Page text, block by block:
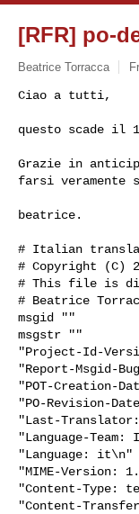
[RFR] po-
Beatrice Torracca
Ciao a tutti,
questo scade il
Grazie in
farsi veramente
beatrice.
# Italian
# Copyright (C)
# This file is
# Beatrice
msgid ""
msgstr ""
"Project-Id-
"Report-Msgid-
"POT-Creation-
"PO-Revision-
"Last-
"Language-
"Language: it\n"
"MIME-Version:
"Content-Type:
"Content-